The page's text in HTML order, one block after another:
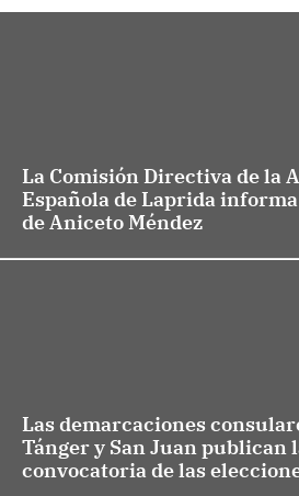
La Comisión Directiva de la
Española de Laprida
de Aniceto Méndez
Las demarcaciones
Tánger y San Juan publican
convocatoria de las